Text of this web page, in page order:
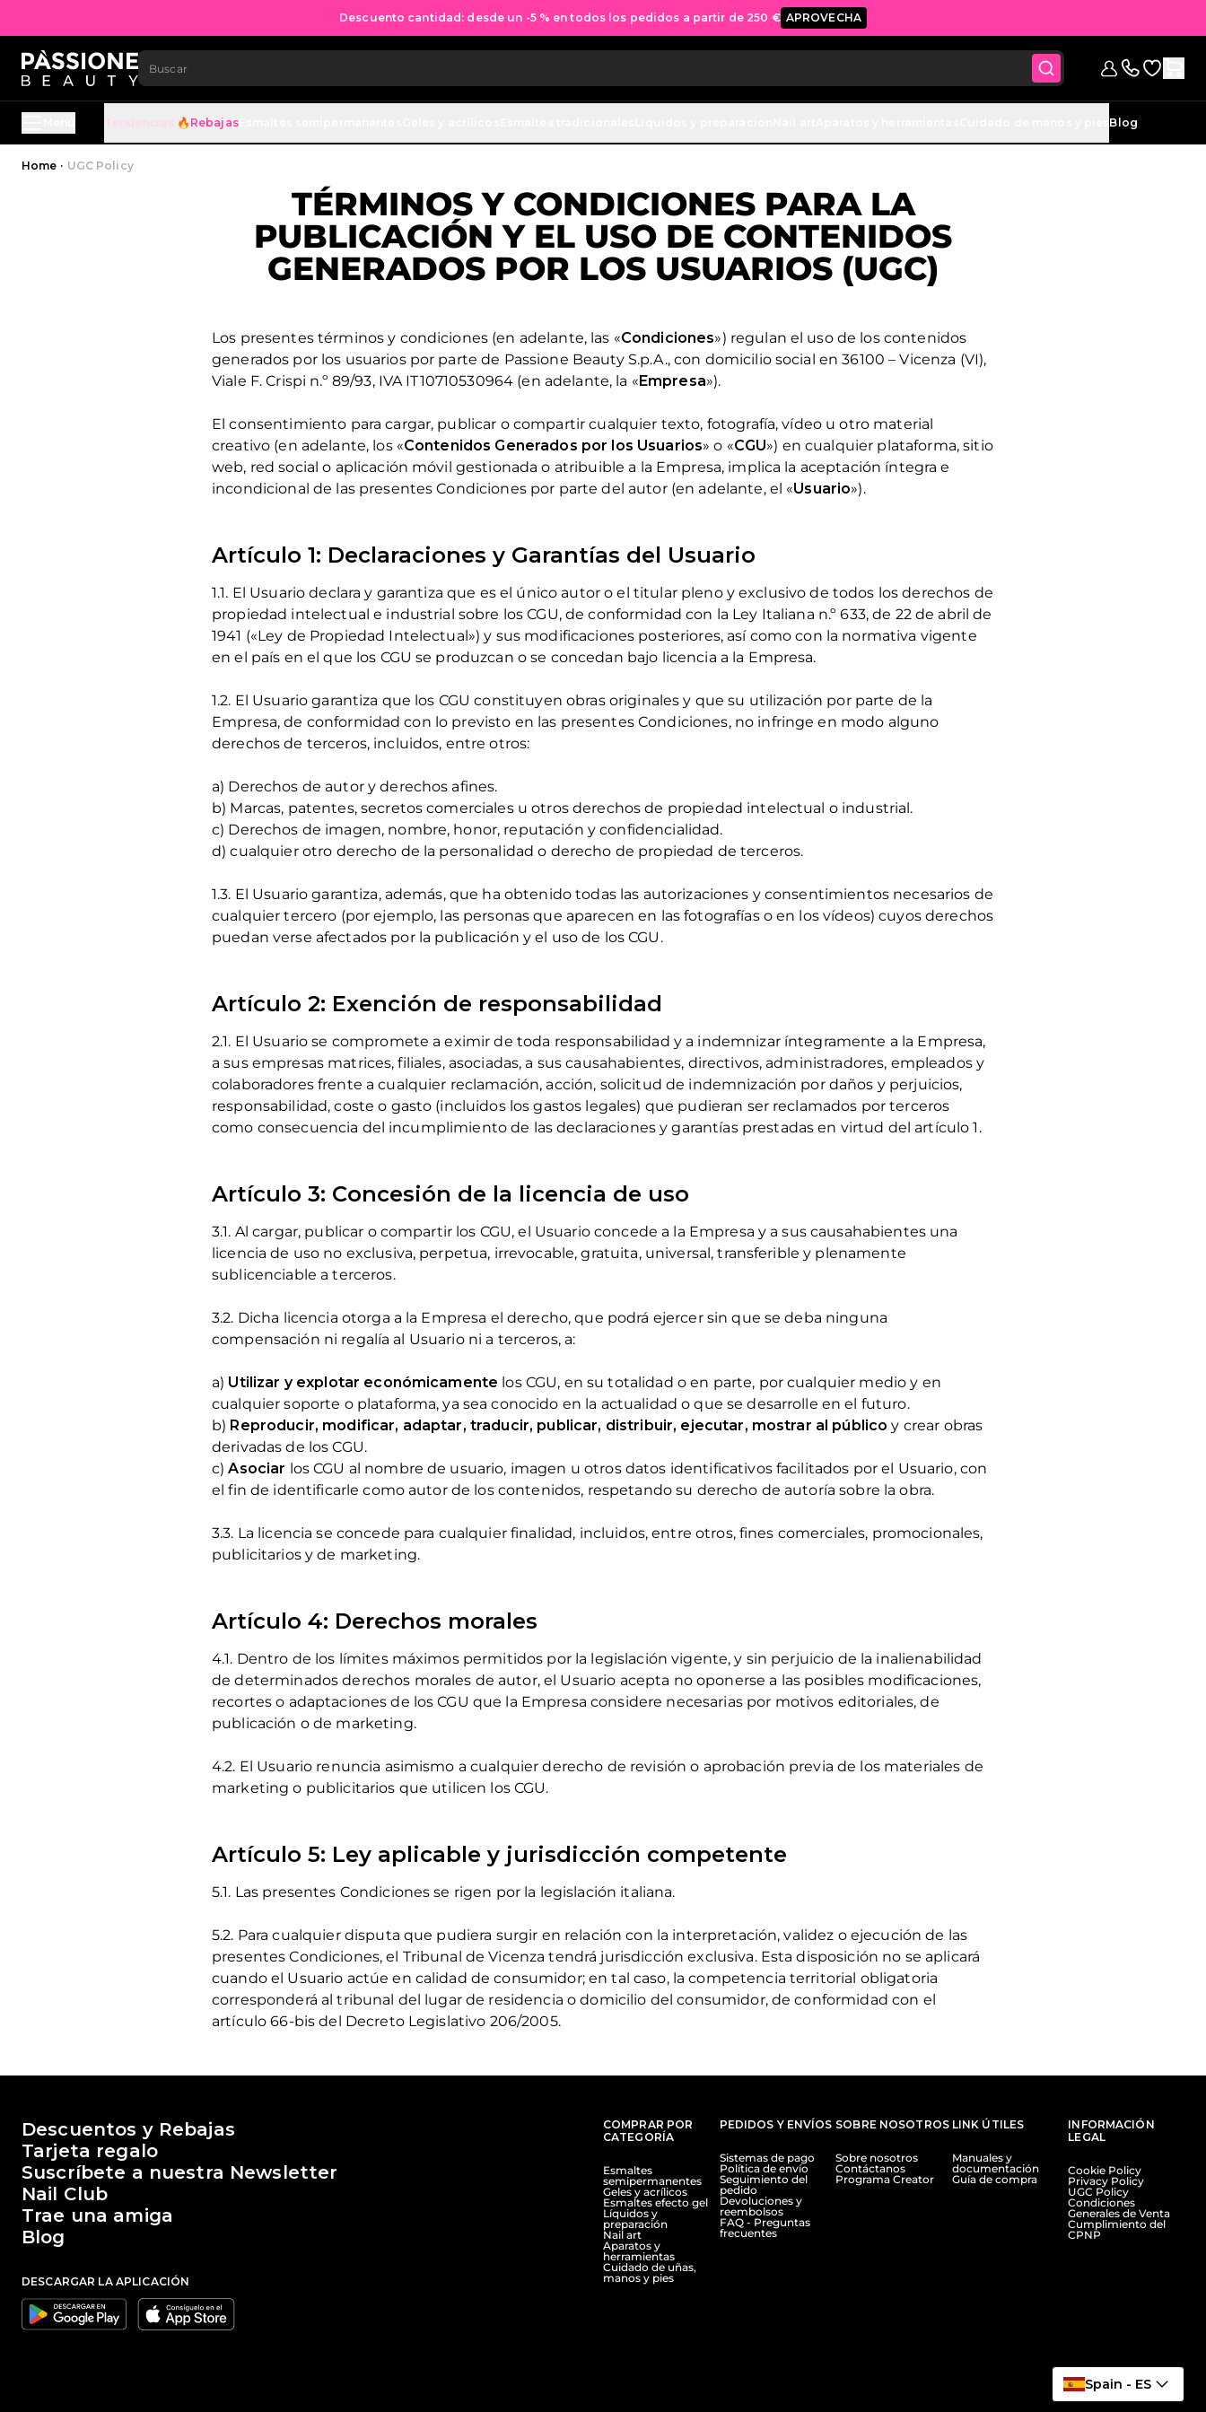
Descuento cantidad: desde un -5 % en todos los pedidos a partir de 250 € APROVECHA
IR AL CONTENIDO
Ir a la
Tendencias 🔥 RebajasEsmaltes semipermanentes Blog
Migaja de pan
Home · UGC Policy
TÉRMINOS Y CONDICIONES PARA LA
PUBLICACIÓN Y EL USO DE CONTENIDOS
GENERADOS POR LOS USUARIOS (UGC)
Los presentes términos y condiciones (en adelante, las «Condiciones») regulan el uso de los contenidos
generados por los usuarios por parte de Passione Beauty S.p.A., con domicilio social en 36100 – Vicenza (VI),
Viale F. Crispi n.º 89/93, IVA IT10710530964 (en adelante, la «Empresa»).
El consentimiento para cargar, publicar o compartir cualquier texto, fotografía, vídeo u otro material
creativo (en adelante, los «Contenidos Generados por los Usuarios» o «CGU») en cualquier plataforma, sitio
web, red social o aplicación móvil gestionada o atribuible a la Empresa, implica la aceptación íntegra e
incondicional de las presentes Condiciones por parte del autor (en adelante, el «Usuario»).
Artículo 1: Declaraciones y Garantías del Usuario
1.1. El Usuario declara y garantiza que es el único autor o el titular pleno y exclusivo de todos los derechos de
propiedad intelectual e industrial sobre los CGU, de conformidad con la Ley Italiana n.º 633, de 22 de abril de
1941 («Ley de Propiedad Intelectual») y sus modificaciones posteriores, así como con la normativa vigente
en el país en el que los CGU se produzcan o se concedan bajo licencia a la Empresa.
1.2. El Usuario garantiza que los CGU constituyen obras originales y que su utilización por parte de la
Empresa, de conformidad con lo previsto en las presentes Condiciones, no infringe en modo alguno
derechos de terceros, incluidos, entre otros:
a) Derechos de autor y derechos afines.
b) Marcas, patentes, secretos comerciales u otros derechos de propiedad intelectual o industrial.
c) Derechos de imagen, nombre, honor, reputación y confidencialidad.
d) cualquier otro derecho de la personalidad o derecho de propiedad de terceros.
1.3. El Usuario garantiza, además, que ha obtenido todas las autorizaciones y consentimientos necesarios de
cualquier tercero (por ejemplo, las personas que aparecen en las fotografías o en los vídeos) cuyos derechos
puedan verse afectados por la publicación y el uso de los CGU.
Artículo 2: Exención de responsabilidad
2.1. El Usuario se compromete a eximir de toda responsabilidad y a indemnizar íntegramente a la Empresa,
a sus empresas matrices, filiales, asociadas, a sus causahabientes, directivos, administradores, empleados y
colaboradores frente a cualquier reclamación, acción, solicitud de indemnización por daños y perjuicios,
responsabilidad, coste o gasto (incluidos los gastos legales) que pudieran ser reclamados por terceros
como consecuencia del incumplimiento de las declaraciones y garantías prestadas en virtud del artículo 1.
Artículo 3: Concesión de la licencia de uso
3.1. Al cargar, publicar o compartir los CGU, el Usuario concede a la Empresa y a sus causahabientes una
licencia de uso no exclusiva, perpetua, irrevocable, gratuita, universal, transferible y plenamente
sublicenciable a terceros.
3.2. Dicha licencia otorga a la Empresa el derecho, que podrá ejercer sin que se deba ninguna
compensación ni regalía al Usuario ni a terceros, a:
a) Utilizar y explotar económicamente los CGU, en su totalidad o en parte, por cualquier medio y en
cualquier soporte o plataforma, ya sea conocido en la actualidad o que se desarrolle en el futuro.
b) Reproducir, modificar, adaptar, traducir, publicar, distribuir, ejecutar, mostrar al públicoy crear obras
derivadas de los CGU.
c)Asociar los CGU al nombre de usuario, imagen u otros datos identificativos facilitados por el Usuario, con
el fin de identificarle como autor de los contenidos, respetando su derecho de autoría sobre la obra.
3.3. La licencia se concede para cualquier finalidad, incluidos, entre otros, fines comerciales, promocionales,
publicitarios y de marketing.
Artículo 4: Derechos morales
4.1. Dentro de los límites máximos permitidos por la legislación vigente, y sin perjuicio de la inalienabilidad
de determinados derechos morales de autor, el Usuario acepta no oponerse a las posibles modificaciones,
recortes o adaptaciones de los CGU que la Empresa considere necesarias por motivos editoriales, de
publicación o de marketing.
4.2. El Usuario renuncia asimismo a cualquier derecho de revisión o aprobación previa de los materiales de
marketing o publicitarios que utilicen los CGU.
Artículo 5: Ley aplicable y jurisdicción competente
5.1. Las presentes Condiciones se rigen por la legislación italiana.
5.2. Para cualquier disputa que pudiera surgir en relación con la interpretación, validez o ejecución de las
presentes Condiciones, el Tribunal de Vicenza tendrá jurisdicción exclusiva. Esta disposición no se aplicará
cuando el Usuario actúe en calidad de consumidor; en tal caso, la competencia territorial obligatoria
corresponderá al tribunal del lugar de residencia o domicilio del consumidor, de conformidad con el
artículo 66-bis del Decreto Legislativo 206/2005.
El mundo de Passione Beauty
Descuentos y Rebajas
Tarjeta regalo
Suscríbete a nuestra Newsletter
Nail Club
Trae una amiga
Blog
DESCARGAR LA APLICACIÓN
Google Apple
COMPRAR POR
CATEGORÍA
Esmaltes
semipermanentes
Geles y acrílicos
Esmaltes efecto gel
Líquidos y
preparación
Nail art
Aparatos y
herramientas
Cuidado de uñas,
manos y pies
PEDIDOS Y ENVÍOS
Sistemas de pago
Política de envío
Seguimiento del
pedido
Devoluciones y
reembolsos
FAQ - Preguntas
frecuentes
SOBRE NOSOTROS
Sobre nosotros
Contáctanos
Programa Creator
LINK ÚTILES
Manuales y
documentación
Guía de compra
INFORMACIÓN
LEGAL
Cookie Policy
Privacy Policy
UGC Policy
Condiciones
Generales de Venta
Cumplimiento del
CPNP
Spain - ES